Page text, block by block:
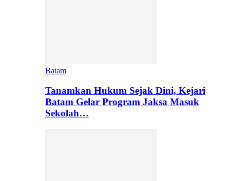
Batam
Tanamkan Hukum Sejak Dini, Kejari
Batam Gelar Program Jaksa Masuk
Sekolah…